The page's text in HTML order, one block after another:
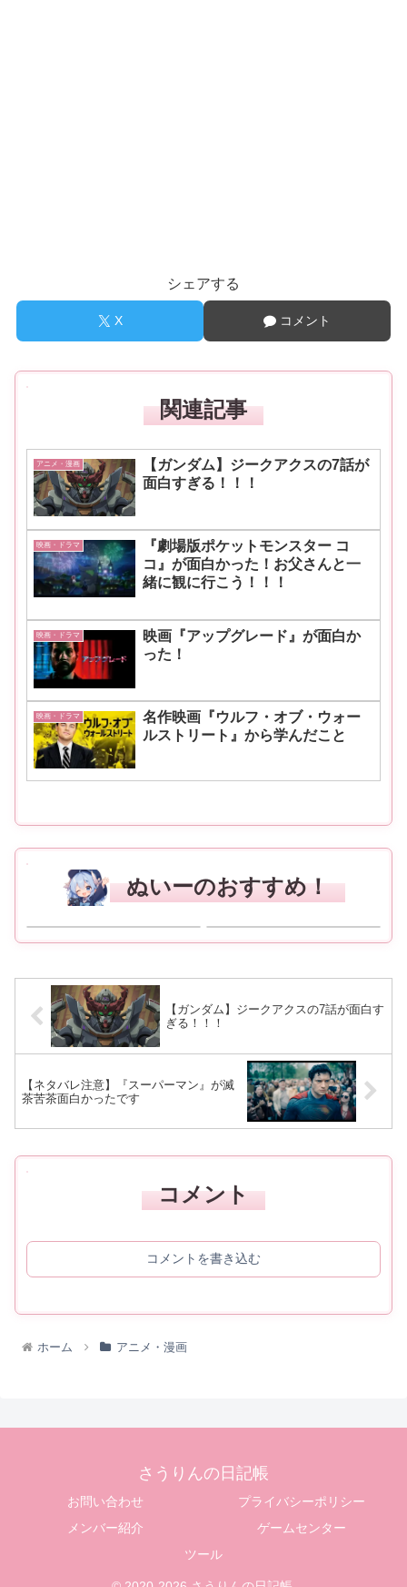
シェアする
X コメント
関連記事
アニメ・漫画
【ガンダム】ジークアクスの7話が
面白すぎる！！！
映画・ドラマ
『劇場版ポケットモンスター コ
コ』が面白かった！お父さんと一
緒に観に行こう！！！
映画・ドラマ
映画『アップグレード』が面白か
った！
映画・ドラマ
名作映画『ウルフ・オブ・ウォー
ルストリート』から学んだこと
ぬいーのおすすめ！
ニベアUV ディープ プロテクト & ケ
予防美容(日やけによるシミ・そばか
Amazon | TAMASHII NATIONS
ポイカプセルNo.9 ブルマのバイク 約
【ガンダム】ジークアクスの7話が面白す
ぎる！！！
【ネタバレ注意】『スーパーマン』が滅
茶苦茶面白かったです
コメント
コメントを書き込む
ホーム アニメ・漫画
さうりんの日記帳
お問い合わせ
プライバシーポリシー
メンバー紹介
ゲームセンター
ツール